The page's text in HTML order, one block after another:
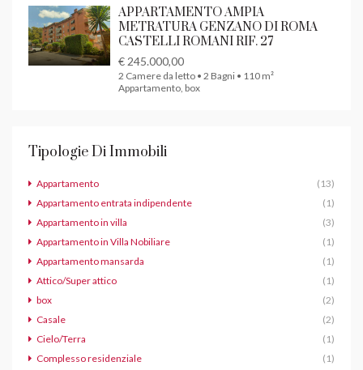
APPARTAMENTO AMPIA
METRATURA GENZANO DI ROMA
CASTELLI ROMANI RIF. 27
€ 245.000,00
2 Camere da letto • 2 Bagni • 110 m²
Appartamento, box
Tipologie Di Immobili
Appartamento
(13)
Appartamento entrata indipendente
(1)
Appartamento in villa
(3)
Appartamento in Villa Nobiliare
(1)
Appartamento mansarda
(1)
Attico/Super attico
(1)
box
(2)
Casale
(2)
Cielo/Terra
(1)
Complesso residenziale
(1)